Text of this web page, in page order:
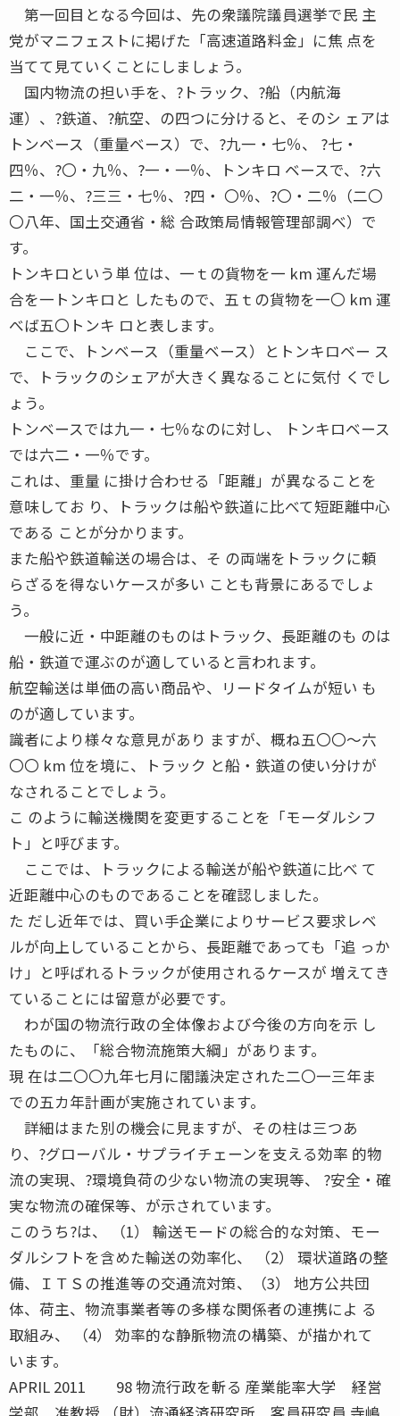
第一回目となる今回は、先の衆議院議員選挙で民 主
党がマニフェストに掲げた「高速道路料金」に焦 点を
当てて見ていくことにしましょう。
国内物流の担い手を、?トラック、?船（内航海
運）、?鉄道、?航空、の四つに分けると、そのシ ェアは
トンベース（重量ベース）で、?九一・七％、 ?七・
四％、?〇・九％、?一・一％、トンキロ ベースで、?六
二・一％、?三三・七％、?四・ 〇％、?〇・二％（二〇
〇八年、国土交通省・総 合政策局情報管理部調べ）で
す。
トンキロという単 位は、一ｔの貨物を一 km 運んだ場
合を一トンキロと したもので、五ｔの貨物を一〇 km 運
べば五〇トンキ ロと表します。
ここで、トンベース（重量ベース）とトンキロベー ス
で、トラックのシェアが大きく異なることに気付 くでし
ょう。
トンベースでは九一・七％なのに対し、 トンキロベース
では六二・一％です。
これは、重量 に掛け合わせる「距離」が異なることを
意味してお り、トラックは船や鉄道に比べて短距離中心
である ことが分かります。
また船や鉄道輸送の場合は、そ の両端をトラックに頼
らざるを得ないケースが多い ことも背景にあるでしょ
う。
一般に近・中距離のものはトラック、長距離のも のは
船・鉄道で運ぶのが適していると言われます。
航空輸送は単価の高い商品や、リードタイムが短い も
のが適しています。
識者により様々な意見があり ますが、概ね五〇〇〜六
〇〇 km 位を境に、トラック と船・鉄道の使い分けが
なされることでしょう。
こ のように輸送機関を変更することを「モーダルシフ
ト」と呼びます。
ここでは、トラックによる輸送が船や鉄道に比べ て
近距離中心のものであることを確認しました。
た だし近年では、買い手企業によりサービス要求レベ
ルが向上していることから、長距離であっても「追 っか
け」と呼ばれるトラックが使用されるケースが 増えてき
ていることには留意が必要です。
わが国の物流行政の全体像および今後の方向を示 し
たものに、「総合物流施策大綱」があります。
現 在は二〇〇九年七月に閣議決定された二〇一三年ま
での五カ年計画が実施されています。
詳細はまた別の機会に見ますが、その柱は三つあ
り、?グローバル・サプライチェーンを支える効率 的物
流の実現、?環境負荷の少ない物流の実現等、 ?安全・確
実な物流の確保等、が示されています。
このうち?は、 （1） 輸送モードの総合的な対策、モー
ダルシフトを含めた輸送の効率化、 （2） 環状道路の整
備、ＩＴＳの推進等の交通流対策、（3） 地方公共団
体、荷主、物流事業者等の多様な関係者の連携によ る
取組み、 （4） 効率的な静脈物流の構築、が描かれて
います。
APRIL 2011 98 物流行政を斬る 産業能率大学 経営